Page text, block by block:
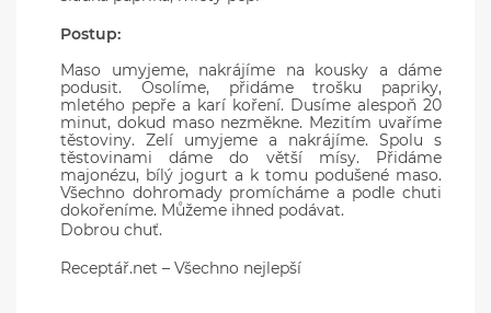
Postup:
Maso umyjeme, nakrájíme na kousky a dáme
podusit. Osolíme, přidáme trošku papriky,
mletého pepře a karí koření. Dusíme alespoň 20
minut, dokud maso nezměkne. Mezitím uvaříme
těstoviny. Zelí umyjeme a nakrájíme. Spolu s
těstovinami dáme do větší mísy. Přidáme
majonézu, bílý jogurt a k tomu podušené maso.
Všechno dohromady promícháme a podle chuti
dokořeníme. Můžeme ihned podávat.
Dobrou chuť.
Receptář.net – Všechno nejlepší